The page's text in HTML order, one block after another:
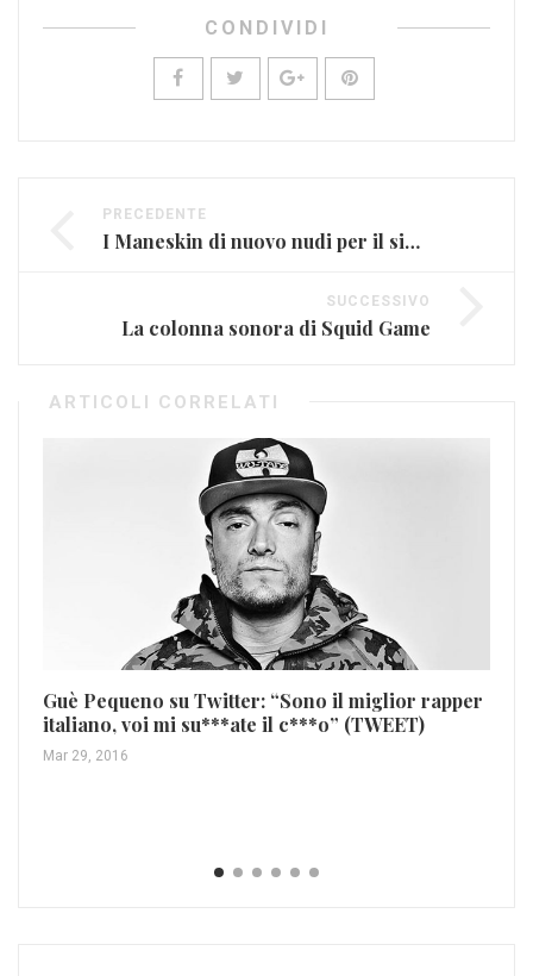
CONDIVIDI
PRECEDENTE
I Maneskin di nuovo nudi per il singolo
SUCCESSIVO
La colonna sonora di Squid Game
ARTICOLI CORRELATI
Guè Pequeno su Twitter: “Sono il miglior rapper
italiano, voi mi su***ate il c***o” (TWEET)
Mar 29, 2016